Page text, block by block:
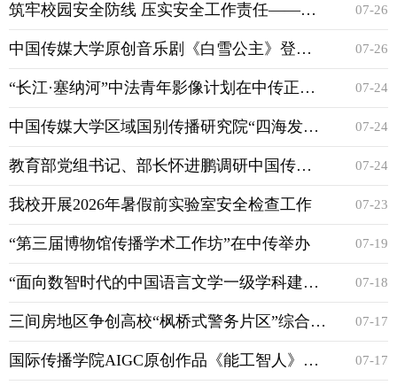
07-26
筑牢校园安全防线 压实安全工作责任——学校开展暑期校园安全专项...
07-26
中国传媒大学原创音乐剧《白雪公主》登陆北京音乐厅
07-24
“长江·塞纳河”中法青年影像计划在中传正式启动
07-24
中国传媒大学区域国别传播研究院“四海发布”首期发布会暨“南亚...
07-24
教育部党组书记、部长怀进鹏调研中国传媒大学
07-23
​我校开展2026年暑假前实验室安全检查工作
07-19
“第三届博物馆传播学术工作坊”在中传举办
07-18
“面向数智时代的中国语言文学一级学科建设研讨会”在中传举办
07-17
三间房地区争创高校“枫桥式警务片区”综合治理协作体启动仪式在...
07-17
国际传播学院AIGC原创作品《能工智人》斩获NEXTGEN灵感新锐奖